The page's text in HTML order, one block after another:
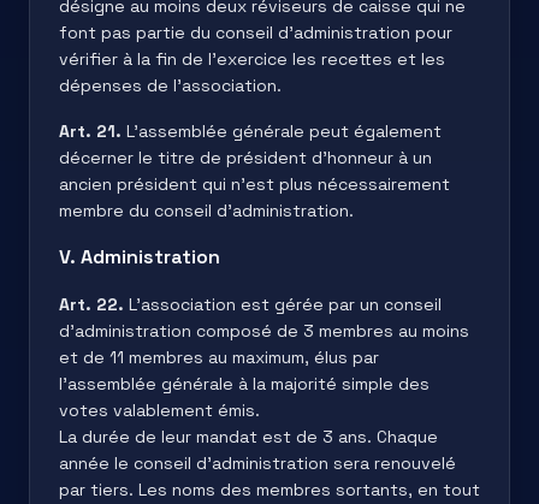
désigne au moins deux réviseurs de caisse qui ne
font pas partie du conseil d’administration pour
vérifier à la fin de l’exercice les recettes et les
dépenses de l’association.
Art. 21. L’assemblée générale peut également
décerner le titre de président d’honneur à un
ancien président qui n’est plus nécessairement
membre du conseil d’administration.
V. Administration
Art. 22. L’association est gérée par un conseil
d’administration composé de 3 membres au moins
et de 11 membres au maximum, élus par
l’assemblée générale à la majorité simple des
votes valablement émis.
La durée de leur mandat est de 3 ans. Chaque
année le conseil d’administration sera renouvelé
par tiers. Les noms des membres sortants, en tout